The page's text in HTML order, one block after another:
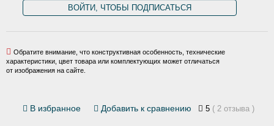
В избранное Добавить к сравнению 5 ( 2 отзыва )
ВОЙТИ, ЧТОБЫ ПОДПИСАТЬСЯ
Обратите внимание, что конструктивная особенность, технические
характеристики, цвет товара или комплектующих может отличаться
от изображения на сайте.